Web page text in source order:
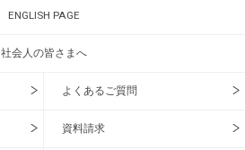
ENGLISH PAGE
社会人の皆さまへ
よくあるご質問
資料請求